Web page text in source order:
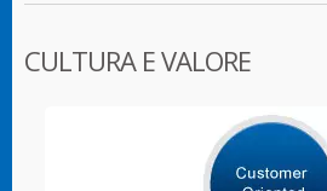
CULTURA E VALORE